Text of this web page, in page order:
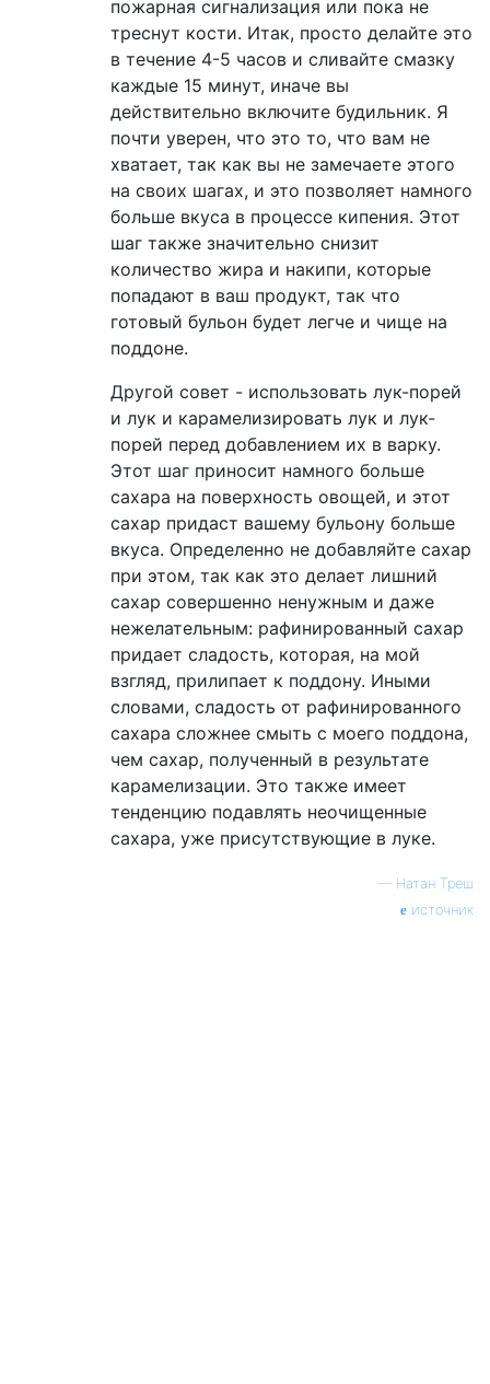
пожарная сигнализация или пока не
треснут кости. Итак, просто делайте это
в течение 4-5 часов и сливайте смазку
каждые 15 минут, иначе вы
действительно включите будильник. Я
почти уверен, что это то, что вам не
хватает, так как вы не замечаете этого
на своих шагах, и это позволяет намного
больше вкуса в процессе кипения. Этот
шаг также значительно снизит
количество жира и накипи, которые
попадают в ваш продукт, так что
готовый бульон будет легче и чище на
поддоне.
Другой совет - использовать лук-порей
и лук и карамелизировать лук и лук-
порей перед добавлением их в варку.
Этот шаг приносит намного больше
сахара на поверхность овощей, и этот
сахар придаст вашему бульону больше
вкуса. Определенно не добавляйте сахар
при этом, так как это делает лишний
сахар совершенно ненужным и даже
нежелательным: рафинированный сахар
придает сладость, которая, на мой
взгляд, прилипает к поддону. Иными
словами, сладость от рафинированного
сахара сложнее смыть с моего поддона,
чем сахар, полученный в результате
карамелизации. Это также имеет
тенденцию подавлять неочищенные
сахара, уже присутствующие в луке.
— Натан Треш
источник